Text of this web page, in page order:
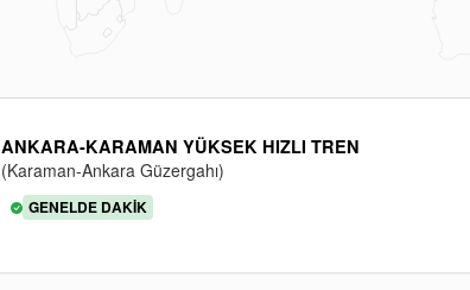
ANKARA-KARAMAN YÜKSEK HIZLI TREN
(Karaman-Ankara Güzergahı)
GENELDE DAKIK